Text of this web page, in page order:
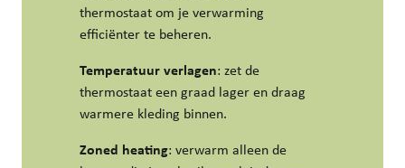
thermostaat om je verwarming
efficiënter te beheren.
Temperatuur verlagen: zet de
thermostaat een graad lager en draag
warmere kleding binnen.
Zoned heating: verwarm alleen de